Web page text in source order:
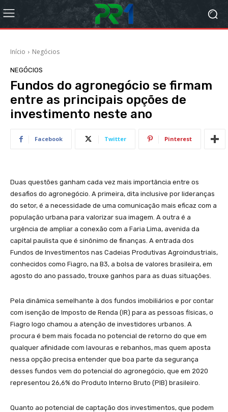
Início Negócios
NEGÓCIOS
Fundos do agronegócio se firmam
entre as principais opções de
investimento neste ano
Facebook Twitter Pinterest
Duas questões ganham cada vez mais importância entre os
desafios do agronegócio. A primeira, dita inclusive por lideranças
do setor, é a necessidade de uma comunicação mais eficaz com a
população urbana para valorizar sua imagem. A outra é a
urgência de ampliar a conexão com a Faria Lima, avenida da
capital paulista que é sinônimo de finanças. A entrada dos
Fundos de Investimentos nas Cadeias Produtivas Agroindustriais,
conhecidos como Fiagro, na B3, a bolsa de valores brasileira, em
agosto do ano passado, trouxe ganhos para as duas situações.
Pela dinâmica semelhante à dos fundos imobiliários e por contar
com isenção de Imposto de Renda (IR) para as pessoas físicas, o
Fiagro logo chamou a atenção de investidores urbanos. A
procura é bem mais focada no potencial de retorno do que em
qualquer afinidade com lavouras e rebanhos, mas quem aposta
nessa opção precisa entender que boa parte da segurança
desses fundos vem do potencial do agronegócio, que em 2020
representou 26,6% do Produto Interno Bruto (PIB) brasileiro.
Quanto ao potencial de captação dos investimentos, que podem